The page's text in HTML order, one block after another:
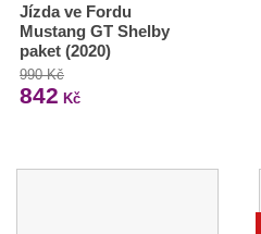
Jízda ve Fordu
Mustang GT Shelby
paket (2020)
990 Kč
842 Kč